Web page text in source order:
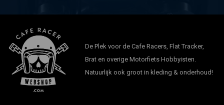
De Plek voor de Cafe Racers, Flat Tracker,
Brat en overige Motorfiets Hobbyisten.
Natuurlijk ook groot in kleding & onderhoud!